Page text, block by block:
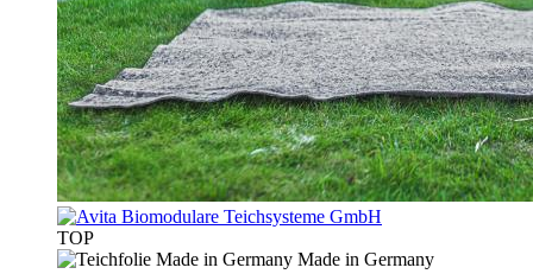
TOP
Made in Germany